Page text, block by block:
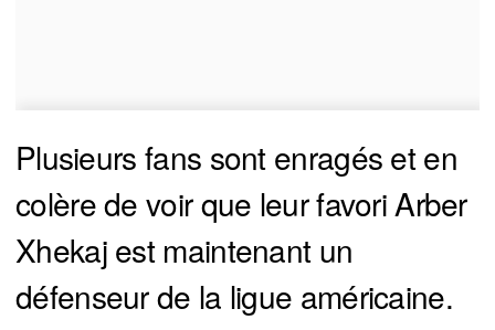
Plusieurs fans sont enragés et en
colère de voir que leur favori Arber
Xhekaj est maintenant un
défenseur de la ligue américaine.